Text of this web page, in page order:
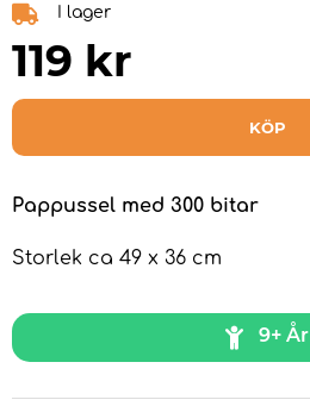
I lager
119 kr
KÖP
Pappussel med 300 bitar
Storlek ca 49 x 36 cm
9+ År